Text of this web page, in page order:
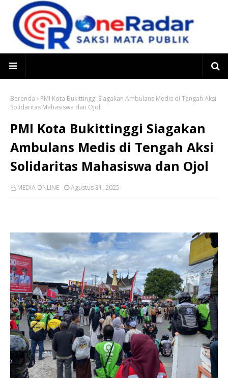
Beranda
PMI Kota Bukittinggi Siagakan Ambulans Medis di Tengah Aksi
Solidaritas Mahasiswa dan Ojol
PMI Kota Bukittinggi Siagakan
Ambulans Medis di Tengah Aksi
Solidaritas Mahasiswa dan Ojol
MEDIA ONLINE Agustus 31, 2025